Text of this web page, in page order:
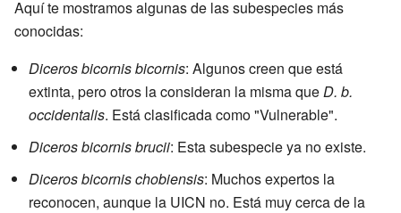
Aquí te mostramos algunas de las subespecies más
conocidas:
Diceros bicornis bicornis: Algunos creen que está
extinta, pero otros la consideran la misma que D. b.
occidentalis. Está clasificada como "Vulnerable".
Diceros bicornis brucii: Esta subespecie ya no existe.
Diceros bicornis chobiensis: Muchos expertos la
reconocen, aunque la UICN no. Está muy cerca de la